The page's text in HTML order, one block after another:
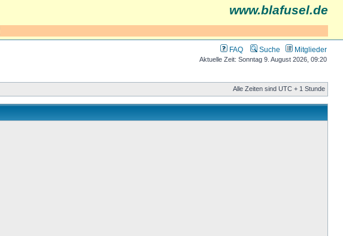
www.blafusel.de
FAQ Suche Mitglieder
Aktuelle Zeit: Sonntag 9. August 2026, 09:20
Alle Zeiten sind UTC + 1 Stunde